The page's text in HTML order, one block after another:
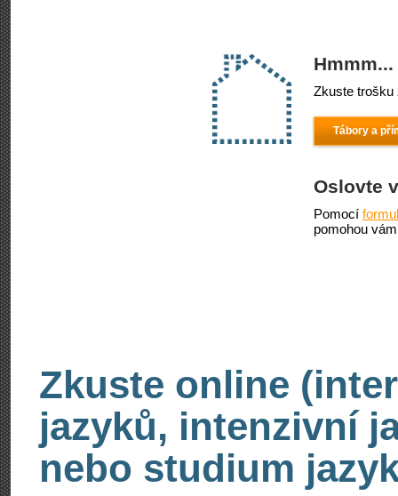
Zkuste trošku
Tábory a
Oslovte
Pomocí
pomohou
Zkuste online
jazyků, intenzivní
nebo studium